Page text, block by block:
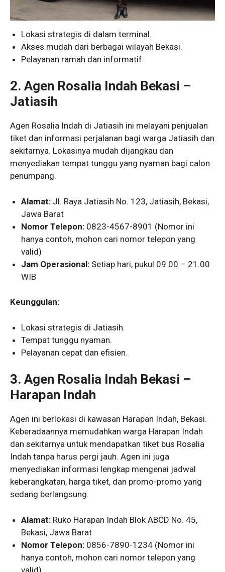
Lokasi strategis di dalam terminal.
Akses mudah dari berbagai wilayah Bekasi.
Pelayanan ramah dan informatif.
2. Agen Rosalia Indah Bekasi –
Jatiasih
Agen Rosalia Indah di Jatiasih ini melayani penjualan
tiket dan informasi perjalanan bagi warga Jatiasih dan
sekitarnya. Lokasinya mudah dijangkau dan
menyediakan tempat tunggu yang nyaman bagi calon
penumpang.
Alamat: Jl. Raya Jatiasih No. 123, Jatiasih, Bekasi,
Jawa Barat
Nomor Telepon: 0823-4567-8901 (Nomor ini
hanya contoh, mohon cari nomor telepon yang
valid)
Jam Operasional: Setiap hari, pukul 09.00 – 21.00
WIB
Keunggulan:
Lokasi strategis di Jatiasih.
Tempat tunggu nyaman.
Pelayanan cepat dan efisien.
3. Agen Rosalia Indah Bekasi –
Harapan Indah
Agen ini berlokasi di kawasan Harapan Indah, Bekasi.
Keberadaannya memudahkan warga Harapan Indah
dan sekitarnya untuk mendapatkan tiket bus Rosalia
Indah tanpa harus pergi jauh. Agen ini juga
menyediakan informasi lengkap mengenai jadwal
keberangkatan, harga tiket, dan promo-promo yang
sedang berlangsung.
Alamat: Ruko Harapan Indah Blok ABCD No. 45,
Bekasi, Jawa Barat
Nomor Telepon: 0856-7890-1234 (Nomor ini
hanya contoh, mohon cari nomor telepon yang
valid)